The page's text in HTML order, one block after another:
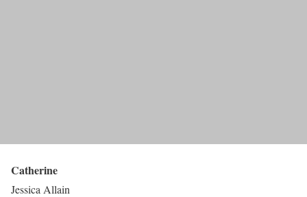
Catherine
Jessica Allain